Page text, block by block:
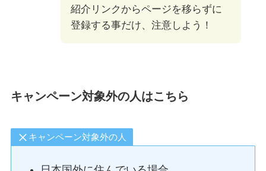
紹介リンクからページを移らずに
登録する事だけ、注意しよう！
キャンペーン対象外の人はこちら
キャンペーン対象外の人